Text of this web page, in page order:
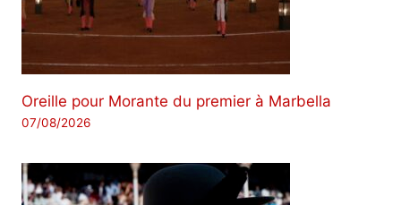
Oreille pour Morante du premier à Marbella
07/08/2026